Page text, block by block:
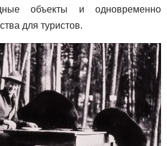
объекты и одновременно
для туристов.